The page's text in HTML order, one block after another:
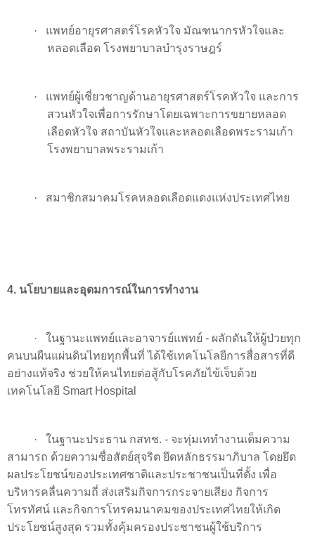
·
แพทย์อายุรศาสตร์โรคหัวใจ มัณฑนากรหัวใจและ
หลอดเลือด โรงพยาบาลบำรุงราษฎร์
·
แพทย์ผู้เชี่ยวชาญด้านอายุรศาสตร์โรคหัวใจ และการ
สวนหัวใจเพื่อการรักษาโดยเฉพาะการขยายหลอด
เลือดหัวใจ สถาบันหัวใจและหลอดเลือดพระรามเก้า
โรงพยาบาลพระรามเก้า
· สมาชิกสมาคมโรคหลอดเลือดแดงแห่งประเทศไทย
4. นโยบายและอุดมการณ์ในการทำงาน
·
ในฐานะแพทย์และอาจารย์แพทย์ - ผลักดันให้ผู้ป่วยทุก
คนบนผืนแผ่นดินไทยทุกพื้นที่ ได้ใช้เทคโนโลยีการสื่อสารที่ดี
อย่างแท้จริง ช่วยให้คนไทยต่อสู้กับโรคภัยไข้เจ็บด้วย
เทคโนโลยี Smart Hospital
·
ในฐานะประธาน กสทช. - จะทุ่มเททำงานเต็มความ
สามารถ ด้วยความซื่อสัตย์สุจริต ยึดหลักธรรมาภิบาล โดยยึด
ผลประโยชน์ของประเทศชาติและประชาชนเป็นที่ตั้ง เพื่อ
บริหารคลื่นความถี่ ส่งเสริมกิจการกระจายเสียง กิจการ
โทรทัศน์ และกิจการโทรคมนาคมของประเทศไทยให้เกิด
ประโยชน์สูงสุด รวมทั้งคุ้มครองประชาชนผู้ใช้บริการ